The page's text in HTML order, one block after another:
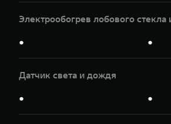
Электрообогрев лобового
● ●
Датчик света и дождя
● ●